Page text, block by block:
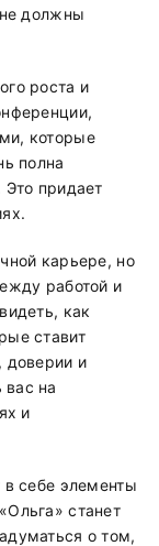
не должны
роста и
которые
полна
придает
карьере, но
работой и
как
ставит
доверии и
на
и
в себе элементы
станет
о том,